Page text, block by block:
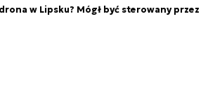
w Lipsku? Mógł być sterowany przez